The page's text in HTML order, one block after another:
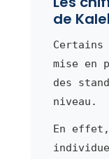
de
mise en
des
niveau.
En